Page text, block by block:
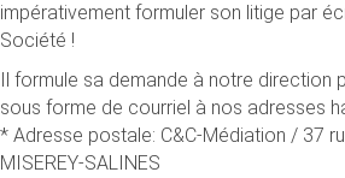
impérativement formuler son litige par
Société !
Il formule sa demande à notre direction
sous forme de courriel à nos adresses
* Adresse postale: C&C-Médiation / 37
MISEREY-SALINES